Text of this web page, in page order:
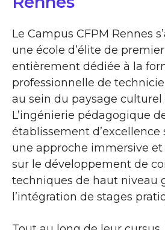
Le Campus CFPM Rennes
une école d’élite de
entièrement dédiée à la
professionnelle de
au sein du paysage culturel
L’ingénierie pédagogique
établissement
une approche immersive et
sur le développement de
techniques de haut niveau
l’intégration de stages